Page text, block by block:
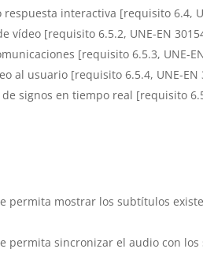
interactiva [requisito 6.4,
vídeo [requisito 6.5.2, UNE-EN
[requisito 6.5.3, UNE-
al usuario [requisito 6.5.4, UNE-EN
signos en tiempo real [requisito
permita mostrar los subtítulos
permita sincronizar el audio con